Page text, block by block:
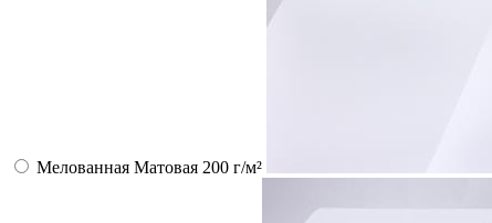
Мелованная Матовая 200 г/м²